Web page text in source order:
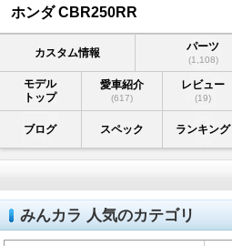
ホンダ CBR250RR
カスタム情報 パーツ
(1,108)
モデル
トップ
愛車紹介
(617)
レビュー
(19)
ブログ スペック ランキング
みんカラ 人気のカテゴリ